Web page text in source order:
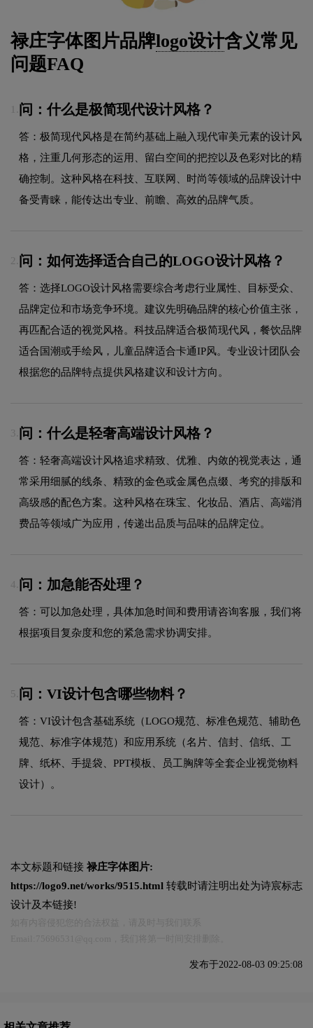
禄庄字体图片品牌logo设计含义常见
问题FAQ
问：什么是极简现代设计风格？
答：极简现代风格是在简约基础上融入现代审美元素的设计风
格，注重几何形态的运用、留白空间的把控以及色彩对比的精
确控制。这种风格在科技、互联网、时尚等领域的品牌设计中
备受青睐，能传达出专业、前瞻、高效的品牌气质。
2. 问：如何选择适合自己的LOGO设计风格？
答：选择LOGO设计风格需要综合考虑行业属性、目标受众、
品牌定位和市场竞争环境。建议先明确品牌的核心价值主张，
再匹配合适的视觉风格。科技品牌适合极简现代风，餐饮品牌
适合国潮或手绘风，儿童品牌适合卡通IP风。专业设计团队会
根据您的品牌特点提供风格建议和设计方向。
3. 问：什么是轻奢高端设计风格？
答：轻奢高端设计风格追求精致、优雅、内敛的视觉表达，通
常采用细腻的线条、精致的金色或金属色点缀、考究的排版和
高级感的配色方案。这种风格在珠宝、化妆品、酒店、高端消
费品等领域广为应用，传递出品质与品味的品牌定位。
4. 问：加急能否处理？
答：可以加急处理，具体加急时间和费用请咨询客服，我们将
根据项目复杂度和您的紧急需求协调安排。
5. 问：VI设计包含哪些物料？
答：VI设计包含基础系统（LOGO规范、标准色规范、辅助色
规范、标准字体规范）和应用系统（名片、信封、信纸、工
牌、纸杯、手提袋、PPT模板、员工胸牌等全套企业视觉物料
设计）。
本文标题和链接 禄庄字体图片:
https://logo9.net/works/9515.html 转载时请注明出处为诗宸标志
设计及本链接!
发布于2022-08-03 09:25:08